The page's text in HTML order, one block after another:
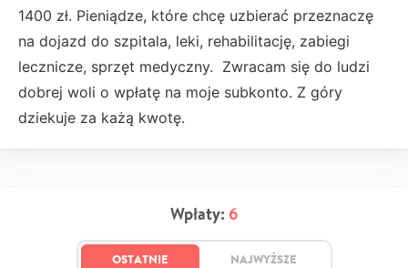
1400 zł. Pieniądze, które chcę uzbierać przeznaczę
na dojazd do szpitala, leki, rehabilitację, zabiegi
lecznicze, sprzęt medyczny. Zwracam się do ludzi
dobrej woli o wpłatę na moje subkonto. Z góry
dziekuje za każą kwotę.
Wpłaty: 6
OSTATNIE NAJWYŻSZE